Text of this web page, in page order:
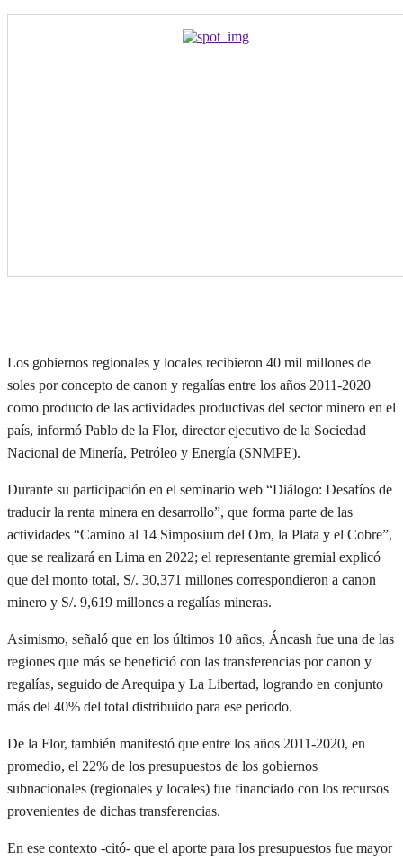
Los gobiernos regionales y locales recibieron 40 mil millones de
soles por concepto de canon y regalías entre los años 2011-2020
como producto de las actividades productivas del sector minero en el
país, informó Pablo de la Flor, director ejecutivo de la Sociedad
Nacional de Minería, Petróleo y Energía (SNMPE).
Durante su participación en el seminario web “Diálogo: Desafíos de
traducir la renta minera en desarrollo”, que forma parte de las
actividades “Camino al 14 Simposium del Oro, la Plata y el Cobre”,
que se realizará en Lima en 2022; el representante gremial explicó
que del monto total, S/. 30,371 millones correspondieron a canon
minero y S/. 9,619 millones a regalías mineras.
Asimismo, señaló que en los últimos 10 años, Áncash fue una de las
regiones que más se benefició con las transferencias por canon y
regalías, seguido de Arequipa y La Libertad, logrando en conjunto
más del 40% del total distribuido para ese periodo.
De la Flor, también manifestó que entre los años 2011-2020, en
promedio, el 22% de los presupuestos de los gobiernos
subnacionales (regionales y locales) fue financiado con los recursos
provenientes de dichas transferencias.
En ese contexto -citó- que el aporte para los presupuestos fue mayor